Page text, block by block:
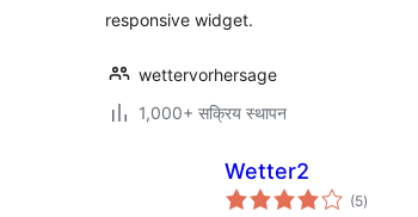
responsive widget.
wettervorhersage
1,000+ सक्रिय स्थापन
Wetter2
(5कुल
दर)